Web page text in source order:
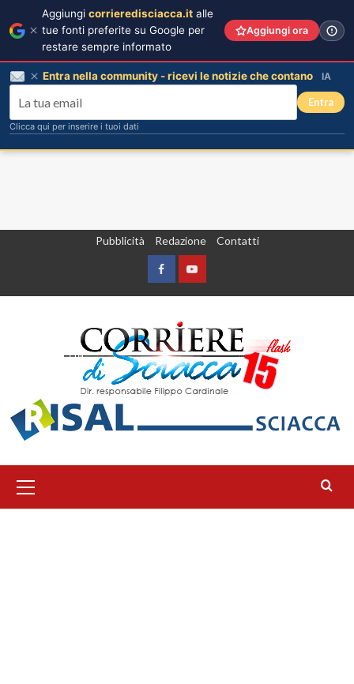
Pubblicità Redazione Contatti
FacebookYountube
principale
Aggiungi corrieredisciacca.it alle
tue fonti preferite su Google per
restare sempre informato
Aggiungi ora
Entra nella community - ricevi le notizie che contano IA
Entra
Clicca qui per inserire i tuoi dati